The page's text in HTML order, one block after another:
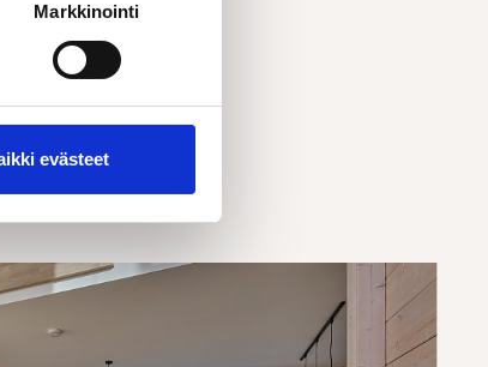
Markkinointi
evästeet